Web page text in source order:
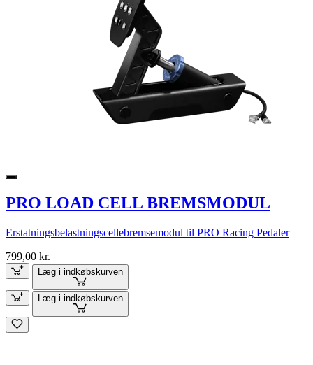
PRO LOAD CELL BREMSMODUL
Erstatningsbelastningscellebremsemodul til PRO Racing Pedaler
799,00 kr.
Læg i indkøbskurven
Læg i indkøbskurven